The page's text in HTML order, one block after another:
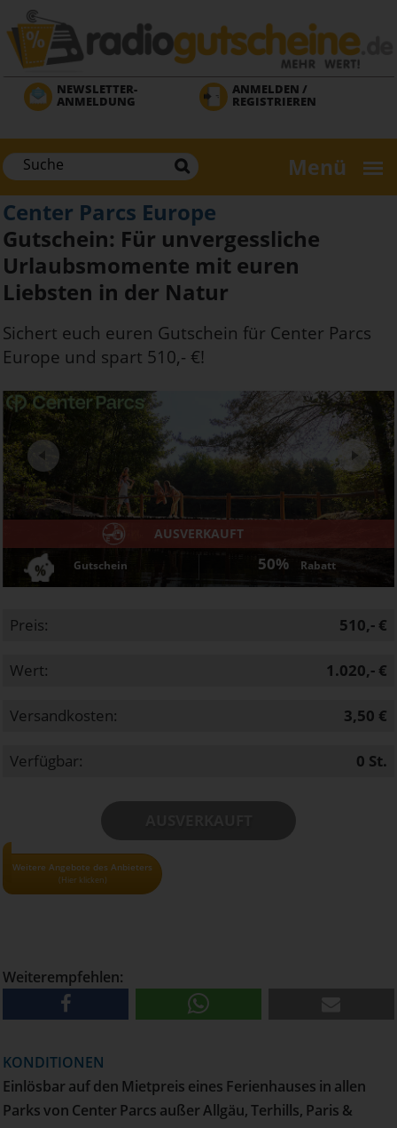
Direkt
zum
Inhalt
NEWSLETTER-
ANMELDUNG
ANMELDEN /
REGISTRIEREN
Menü
Center Parcs Europe
Gutschein: Für unvergessliche
Urlaubsmomente mit euren
Liebsten in der Natur
Sichert euch euren Gutschein für Center Parcs
Europe und spart 510,- €!
AUSVERKAUFT
Gutschein 50% Rabatt
Next
Preis: 510,- €
Wert: 1.020,- €
Versandkosten: 3,50 €
Verfügbar: 0 St.
Weitere Angebote des Anbieters
(Hier klicken)
• Alle Gutscheine und Tickets nur solange der Vorrat reicht!
• Pro Haushalt können maximal 3 Gutscheine bestellt
Weiterempfehlen:
KONDITIONEN
Einlösbar auf den Mietpreis eines Ferienhauses in allen
Parks von Center Parcs außer Allgäu, Terhills, Paris &